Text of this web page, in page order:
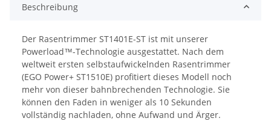
Beschreibung
Der Rasentrimmer ST1401E-ST ist mit unserer
Powerload™-Technologie ausgestattet. Nach dem
weltweit ersten selbstaufwickelnden Rasentrimmer
(EGO Power+ ST1510E) profitiert dieses Modell noch
mehr von dieser bahnbrechenden Technologie. Sie
können den Faden in weniger als 10 Sekunden
vollständig nachladen, ohne Aufwand und Ärger.